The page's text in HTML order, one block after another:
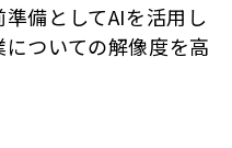
備としてAIを活用し
ついての解像度を高